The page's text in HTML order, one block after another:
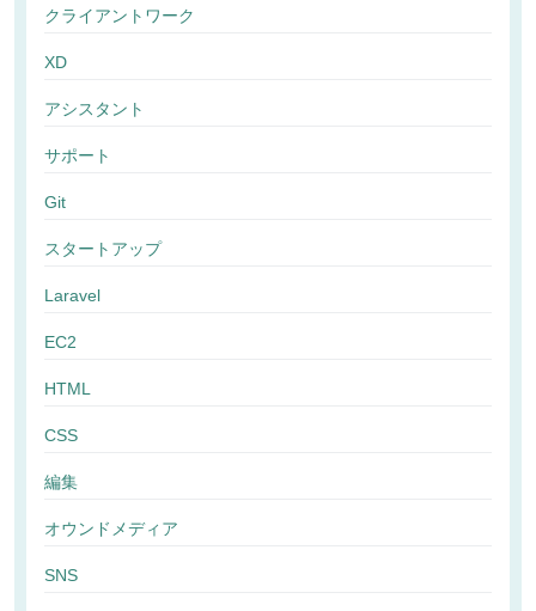
クライアントワーク
XD
アシスタント
サポート
Git
スタートアップ
Laravel
EC2
HTML
CSS
編集
オウンドメディア
SNS